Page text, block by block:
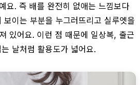
요. 즉 배를 완전히 없애는 느낌보다
이는 부분을 누그러뜨리고 실루엣을
있어요. 이런 점 때문에 일상복, 출근
날처럼 활용도가 넓어요.